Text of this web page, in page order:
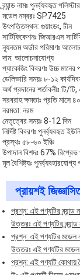
ব্র্যান্ড নামঃ পুনর্ব্যবহৃত
মডেল নম্বরঃ SP7425
উৎপত্তিস্থল: গুয়াংডং, চীন
সার্টিফিকেশনঃ জিআরএস
ন্যূনতম অর্ডার পরিমাণঃ
দাম: আলোচনাযোগ্য
প্যাকেজিং বিবরণঃ উচ্চ মানের
ডেলিভারি সময়ঃ ৮-১২
অর্থ প্রদানের শর্তাবলীঃ টি/
সরবরাহ ক্ষমতাঃ প্রতি মাসে
নরমতা: নরম
নেতৃত্বের সময়ঃ 8-12 দিন
নির্দিষ্ট বিবরণঃ পুনর্ব্যবহৃত
প্রস্থঃ ৫৮-৬০ ইঞ্চি
উপাদান বিশদঃ 67%
মূল বৈশিষ্ট্যঃ
প্রায়শই
প্রশ্ন: এই পণ্যটির ব্র্যান্ড
উত্তরঃ এই পণ্যটির
প্রশ্ন: এই পণ্যটির মডেল
উত্তরঃ এই পণ্যটির
প্রশ্ন: এই পণ্যটি কোথায়